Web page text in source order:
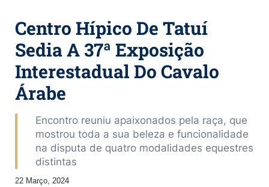
Centro Hípico De Tatuí
Sedia A 37ª Exposição
Interestadual Do Cavalo
Árabe
Encontro reuniu apaixonados pela raça, que
mostrou toda a sua beleza e funcionalidade
na disputa de quatro modalidades equestres
distintas
22 Março, 2024